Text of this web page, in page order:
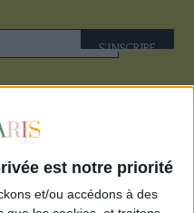
est notre priorité
et/ou accédons à des
S'INSCRIRE